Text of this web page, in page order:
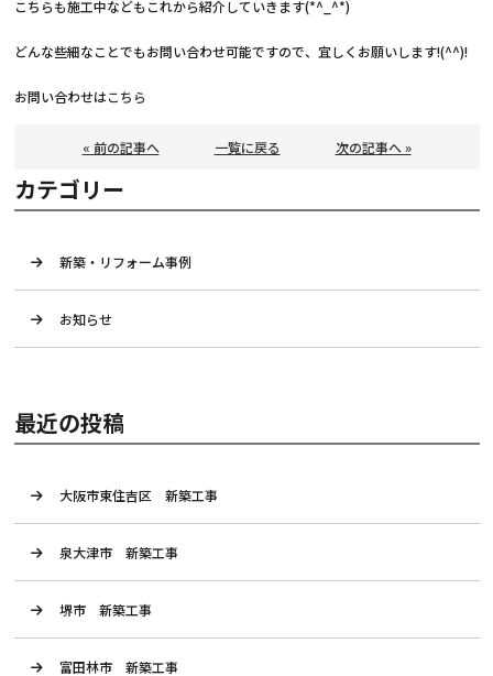
こちらも施工中などもこれから紹介していきます(*^_^*)
どんな些細なことでもお問い合わせ可能ですので、宜しくお願いします!(^^)!
お問い合わせはこちら
« 前の記事へ 一覧に戻る 次の記事へ »
カテゴリー
新築・リフォーム事例
お知らせ
最近の投稿
大阪市東住吉区 新築工事
泉大津市 新築工事
堺市 新築工事
富田林市 新築工事